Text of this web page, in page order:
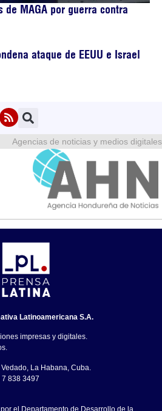
MAGA por guerra contra
ataque de EEUU e Israel
Agencias de noticias y medios digitales
Latinoamericana S.A.
impresas y digitales.
La Habana, Cuba.
7 838 3497
el Departamento de Desarrollo de la